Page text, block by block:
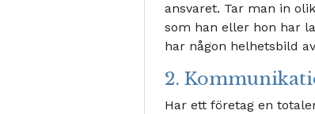
ansvaret. Tar man in
som han eller hon har
har någon helhetsbild
2.
Har ett företag en